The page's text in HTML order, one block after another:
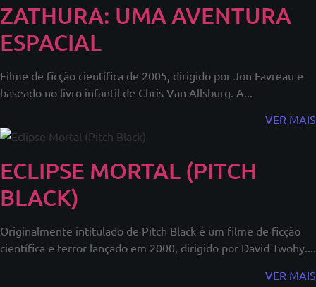
ZATHURA: UMA AVENTURA
ESPACIAL
Filme de ficção científica de 2005, dirigido por Jon Favreau e
baseado no livro infantil de Chris Van Allsburg. A...
VER MAIS
ECLIPSE MORTAL (PITCH
BLACK)
Originalmente intitulado de Pitch Black é um filme de ficção
científica e terror lançado em 2000, dirigido por David Twohy....
VER MAIS